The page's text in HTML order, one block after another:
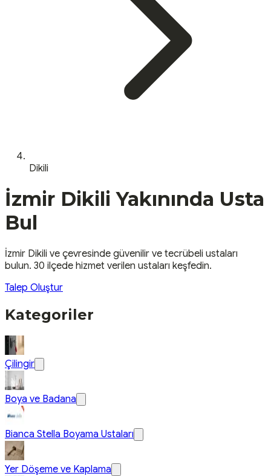
Dikili
İzmir Dikili Yakınında Usta
Bul
İzmir Dikili ve çevresinde güvenilir ve tecrübeli ustaları
bulun. 30 ilçede hizmet verilen ustaları keşfedin.
Talep Oluştur
Kategoriler
Çilingir
Boya ve Badana
Bianca Stella Boyama Ustaları
Yer Döşeme ve Kaplama